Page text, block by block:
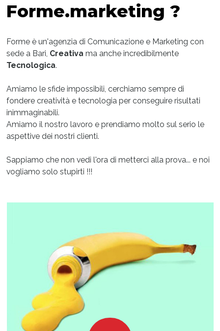
Forme.marketing ?
Forme è un'agenzia di Comunicazione e Marketing con
sede a Bari, Creativa ma anche incredibilmente
Tecnologica.
Amiamo le sfide impossibili, cerchiamo sempre di
fondere creatività e tecnologia per conseguire risultati
inimmaginabili.
Amiamo il nostro lavoro e prendiamo molto sul serio le
aspettive dei nostri clienti.
Sappiamo che non vedi l'ora di metterci alla prova... e noi
vogliamo solo stupirti !!!